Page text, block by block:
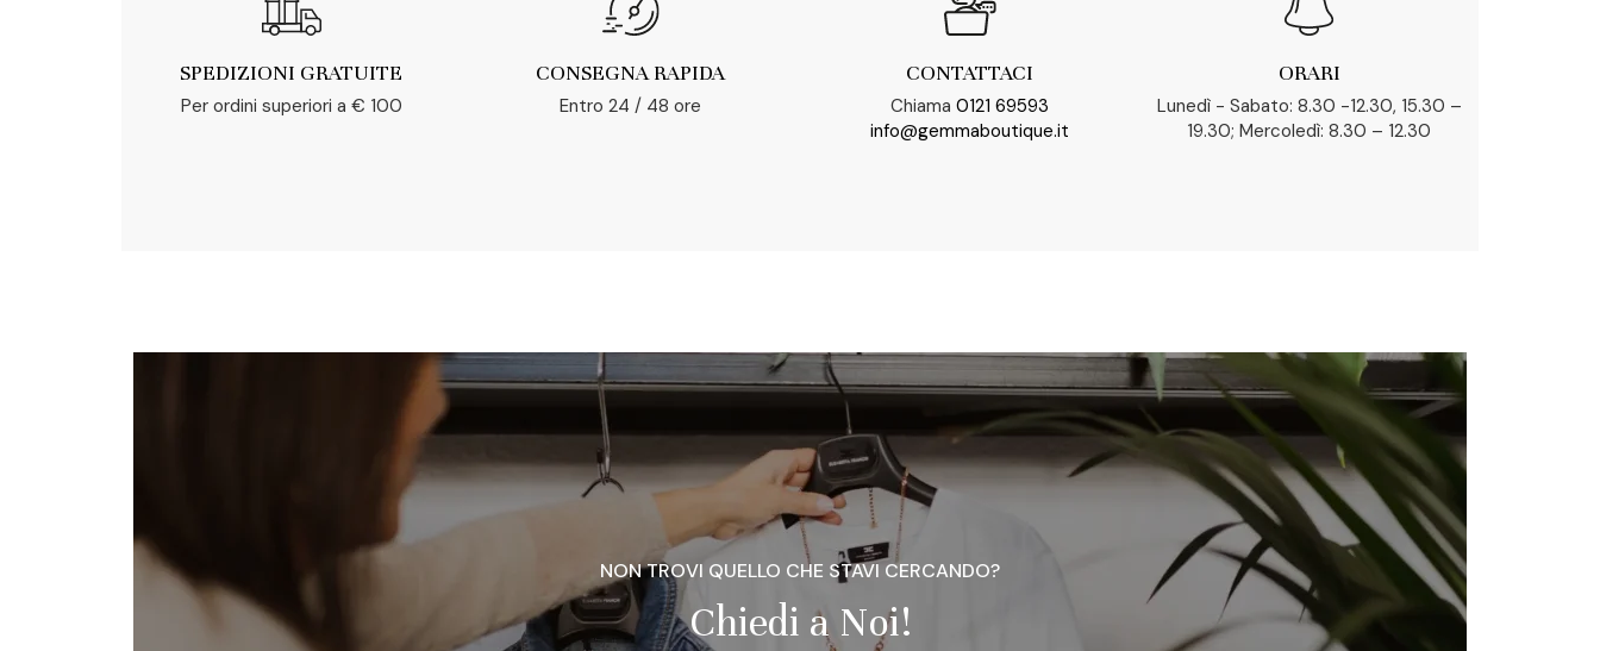
SPEDIZIONI GRATUITE
Per ordini superiori a € 100
CONSEGNA RAPIDA
Entro 24 / 48 ore
CONTATTACI
Chiama 0121 69593
info@gemmaboutique.it
ORARI
Lunedì - Sabato: 8.30 -12.30, 15.30 –
19.30; Mercoledì: 8.30 – 12.30
NON TROVI QUELLO CHE STAVI CERCANDO?
Chiedi a Noi!